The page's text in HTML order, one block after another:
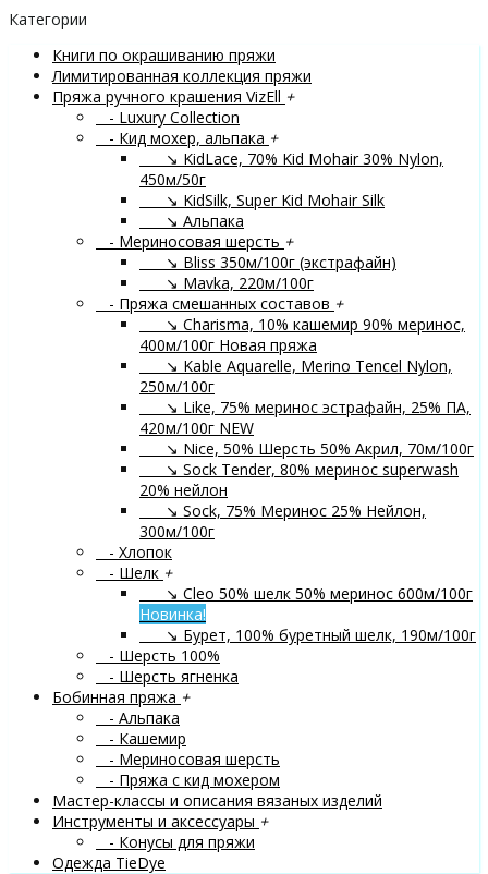
Категории
Книги по окрашиванию пряжи
Лимитированная коллекция пряжи
Пряжа ручного крашения VizEll +
- Luxury Collection
- Кид мохер, альпака +
↘ KidLace, 70% Kid Mohair 30% Nylon,
450м/50г
↘ KidSilk, Super Kid Mohair Silk
↘ Альпака
- Мериносовая шерсть +
↘ Bliss 350м/100г (экстрафайн)
↘ Mavka, 220м/100г
- Пряжа смешанных составов +
↘ Charisma, 10% кашемир 90% меринос,
400м/100г Новая пряжа
↘ Kable Aquarelle, Merino Tencel Nylon,
250м/100г
↘ Like, 75% меринос эстрафайн, 25% ПА,
420м/100г NEW
↘ Nice, 50% Шерсть 50% Акрил, 70м/100г
↘ Sock Tender, 80% меринос superwash
20% нейлон
↘ Sock, 75% Меринос 25% Нейлон,
300м/100г
- Хлопок
- Шелк +
↘ Cleo 50% шелк 50% меринос 600м/100г
Новинка!
↘ Бурет, 100% буретный шелк, 190м/100г
- Шерсть 100%
- Шерсть ягненка
Бобинная пряжа +
- Альпака
- Кашемир
- Мериносовая шерсть
- Пряжа с кид мохером
Мастер-классы и описания вязаных изделий
Инструменты и аксессуары +
- Конусы для пряжи
Одежда TieDye